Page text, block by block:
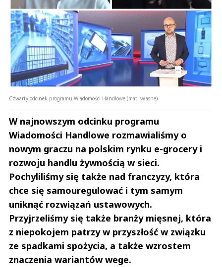
Czwarty odcinek programu Wiadomości Handlowe (mat. własne)
W najnowszym odcinku programu
Wiadomości Handlowe rozmawialiśmy o
nowym graczu na polskim rynku e-grocery i
rozwoju handlu żywnością w sieci.
Pochyliliśmy się także nad franczyzy, która
chce się samouregulować i tym samym
uniknąć rozwiązań ustawowych.
Przyjrzeliśmy się także branży mięsnej, która
z niepokojem patrzy w przyszłość w związku
ze spadkami spożycia, a także wzrostem
znaczenia wariantów wege.